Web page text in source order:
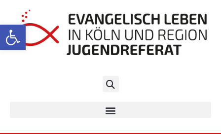
Werkzeugleiste öffnen